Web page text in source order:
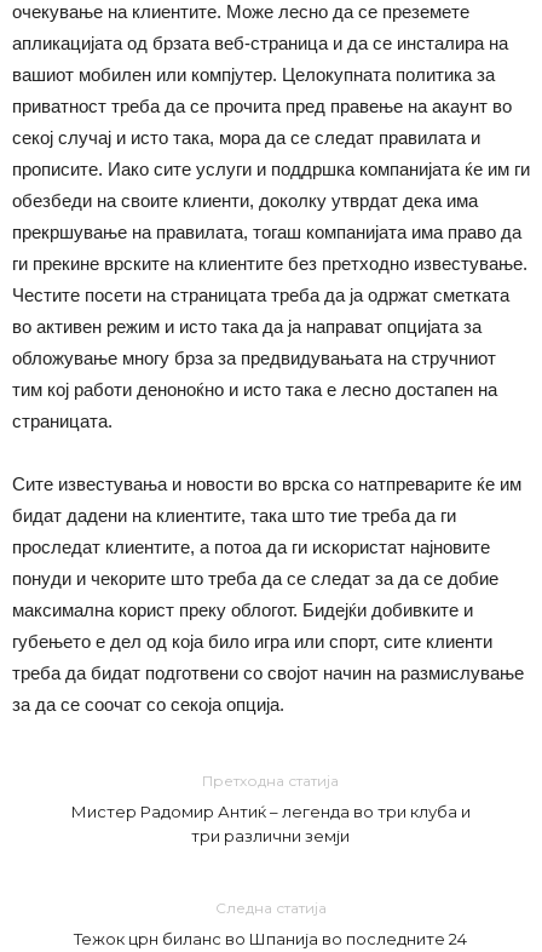
очекување на клиентите. Може лесно да се преземете
апликацијата од брзата веб-страница и да се инсталира на
вашиот мобилен или компјутер. Целокупната политика за
приватност треба да се прочита пред правење на акаунт во
секој случај и исто така, мора да се следат правилата и
прописите. Иако сите услуги и поддршка компанијата ќе им ги
обезбеди на своите клиенти, доколку утврдат дека има
прекршување на правилата, тогаш компанијата има право да
ги прекине врските на клиентите без претходно известување.
Честите посети на страницата треба да ја одржат сметката
во активен режим и исто така да ја направат опцијата за
обложување многу брза за предвидувањата на стручниот
тим кој работи деноноќно и исто така е лесно достапен на
страницата.
Сите известувања и новости во врска со натпреварите ќе им
бидат дадени на клиентите, така што тие треба да ги
проследат клиентите, а потоа да ги искористат најновите
понуди и чекорите што треба да се следат за да се добие
максимална корист преку облогот. Бидејќи добивките и
губењето е дел од која било игра или спорт, сите клиенти
треба да бидат подготвени со својот начин на размислување
за да се соочат со секоја опција.
Претходна статија
Мистер Радомир Антиќ – легенда во три клуба и
три различни земји
Следна статија
Тежок црн биланс во Шпанија во последните 24